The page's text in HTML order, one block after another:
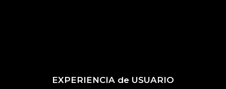
EXPERIENCIA de USUARIO